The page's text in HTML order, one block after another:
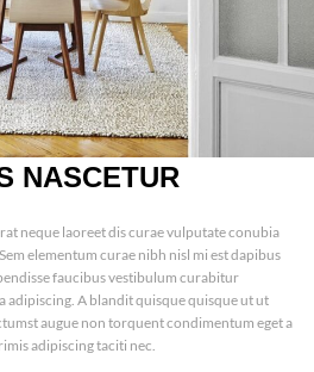
NASCETUR
neque laoreet dis curae vulputate conubia
elementum curae nibh nisl mi est dapibus
faucibus vestibulum curabitur
adipiscing. A blandit quisque quisque ut ut
augue non torquent condimentum eget a
adipiscing taciti nec.